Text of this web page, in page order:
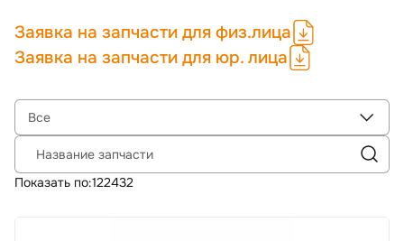
Заявка на запчасти для физ.лица
Заявка на запчасти для юр. лица
Все
Название запчасти
Показать по:122432